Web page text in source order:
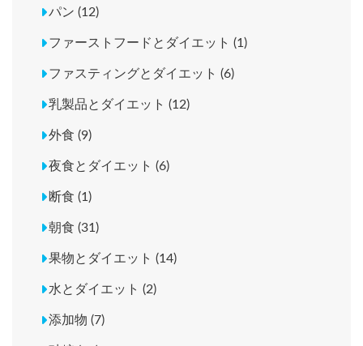
パン (12)
ファーストフードとダイエット (1)
ファスティングとダイエット (6)
乳製品とダイエット (12)
外食 (9)
夜食とダイエット (6)
断食 (1)
朝食 (31)
果物とダイエット (14)
水とダイエット (2)
添加物 (7)